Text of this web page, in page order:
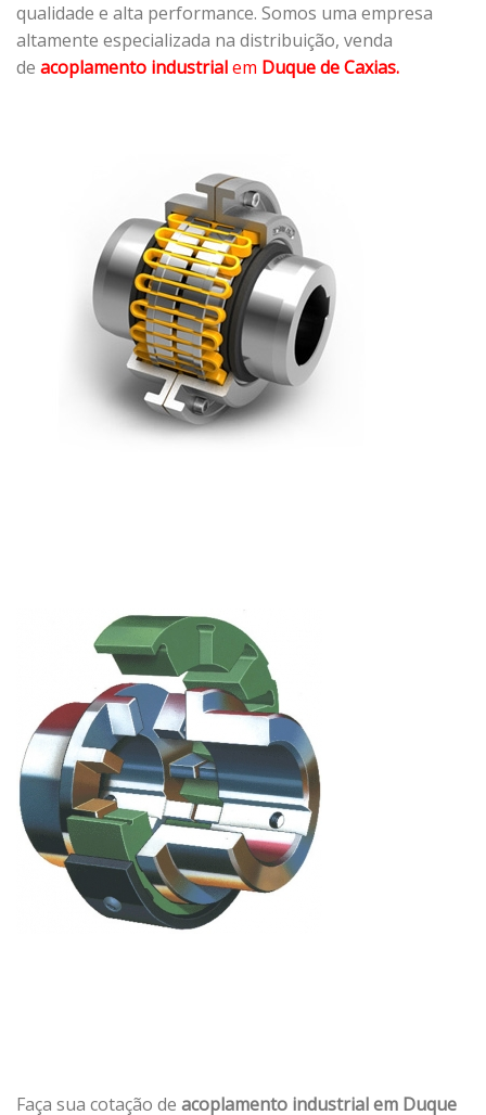
qualidade e alta performance. Somos uma empresa
altamente especializada na distribuição, venda
de acoplamento industrialem Duque de Caxias.
Faça sua cotação de acoplamento industrial em Duque